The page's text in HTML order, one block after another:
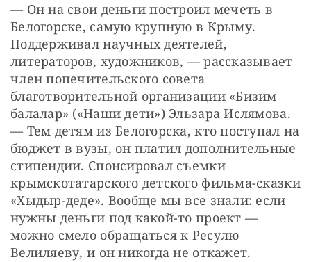
— Он на свои деньги построил мечеть в
Белогорске, самую крупную в Крыму.
Поддерживал научных деятелей,
литераторов, художников, — рассказывает
член попечительского совета
благотворительной организации «Бизим
балалар» («Наши дети») Эльзара Ислямова.
— Тем детям из Белогорска, кто поступал на
бюджет в вузы, он платил дополнительные
стипендии. Спонсировал съемки
крымскотатарского детского фильма-сказки
«Хыдыр-деде». Вообще мы все знали: если
нужны деньги под какой-то проект —
можно смело обращаться к Ресулю
Велиляеву, и он никогда не откажет.